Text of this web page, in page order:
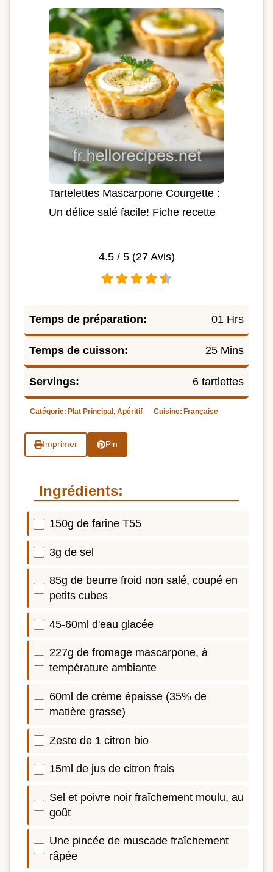
Tartelettes Mascarpone Courgette :
Un délice salé facile! Fiche recette
4.5/ 5 (27Avis)
Temps de préparation: 01 Hrs
Temps de cuisson: 25 Mins
Servings: 6 tartlettes
Catégorie: Plat Principal, Apéritif Cuisine: Française
Imprimer Pin
Ingrédients:
150g de farine T55
3g de sel
85g de beurre froid non salé, coupé en
petits cubes
45-60ml d'eau glacée
227g de fromage mascarpone, à
température ambiante
60ml de crème épaisse (35% de
matière grasse)
Zeste de 1 citron bio
15ml de jus de citron frais
Sel et poivre noir fraîchement moulu, au
goût
Une pincée de muscade fraîchement
râpée